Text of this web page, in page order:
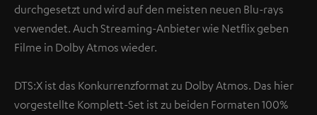
durchgesetzt und wird auf den meisten neuen Blu-rays
verwendet. Auch Streaming-Anbieter wie Netflix geben
Filme in Dolby Atmos wieder.
DTS:X ist das Konkurrenzformat zu Dolby Atmos. Das hier
vorgestellte Komplett-Set ist zu beiden Formaten 100%